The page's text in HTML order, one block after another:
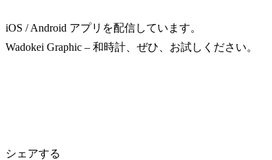
iOS / Android アプリを配信しています。
Wadokei Graphic – 和時計、ぜひ、お試しください。
シェアする